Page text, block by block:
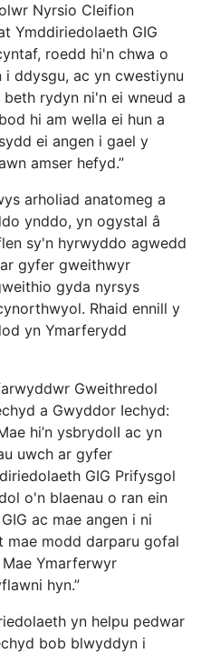
Nyrsio Cleifion
Ymddiriedolaeth GIG
roedd hi'n chwa o
ddysgu, ac yn cwestiynu
rydyn ni'n ei wneud a
hi am wella ei hun a
ei angen i gael y
amser hefyd.”
arholiad anatomeg a
ynddo, yn ogystal â
sy'n hyrwyddo agwedd
gyfer gweithwyr
gyda nyrsys
Rhaid ennill y
yn Ymarferydd
Gweithredol
a Gwyddor Iechyd:
hi’n ysbrydolI ac yn
uwch ar gyfer
GIG Prifysgol
o'n blaenau o ran ein
ac mae angen i ni
mae modd darparu gofal
Ymarferwyr
hyn.”
yn helpu pedwar
bob blwyddyn i